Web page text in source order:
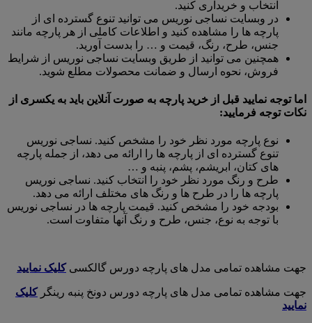
انتخاب و خریداری کنید.
در وبسایت نساجی نوریس می توانید تنوع گسترده ای از
پارچه ها را مشاهده کنید و اطلاعات کاملی از هر پارچه مانند
جنس، طرح، رنگ، قیمت و … را بدست آورید.
همچنین می توانید از طریق وبسایت نساجی نوریس از شرایط
فروش، نحوه ارسال و ضمانت محصولات مطلع شوید.
اما توجه نمایید قبل از خرید پارچه به صورت آنلاین باید به یکسری از
نکات توجه فرمایید:
نوع پارچه مورد نظر خود را مشخص کنید. نساجی نوریس
تنوع گسترده ای از پارچه ها را ارائه می دهد، از جمله پارچه
های کتان، ابریشم، پشم، پنبه و …
طرح و رنگ مورد نظر خود را انتخاب کنید. نساجی نوریس
پارچه ها را در طرح ها و رنگ های مختلف ارائه می دهد.
بودجه خود را مشخص کنید. قیمت پارچه ها در نساجی نوریس
با توجه به نوع، جنس، طرح و رنگ آنها متفاوت است.
جهت مشاهده تمامی مدل های پارچه دورس گالکسیکلیک نمایید
جهت مشاهده تمامی مدل های پارچه دورس دونخ پنبه رینگرکلیک
نمایید